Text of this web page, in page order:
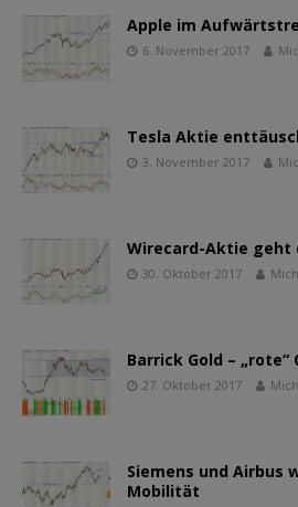
Apple im
6. November 2017
Tesla Aktie
3. November 2017
Wirecard-Aktie geht
30. Oktober 2017
Barrick Gold –
27. Oktober 2017
Siemens und Airbus
Mobilität